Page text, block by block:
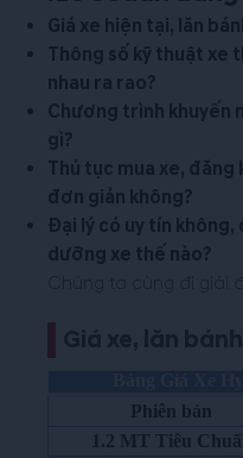
Giá xe hiện tại, lăn
Thông số kỹ thuật xe
nhau ra rao?
Chương trình khuyến
gì?
Thủ tục mua xe,
đơn giản không?
Đại lý có uy tín không,
dưỡng xe thế nào?
Phiên bản
1.2 MT Tiêu